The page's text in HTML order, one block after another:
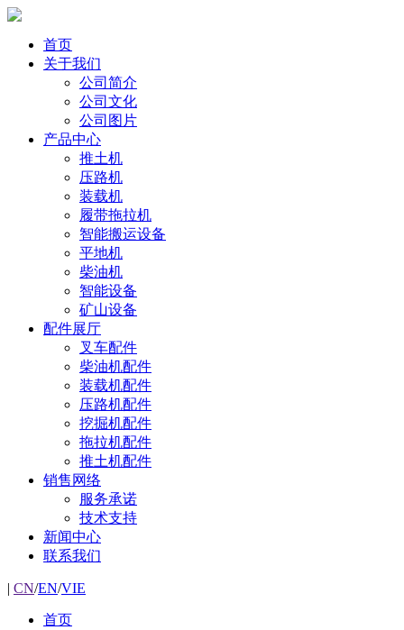
首页
关于我们
公司简介
公司文化
公司图片
产品中心
推土机
压路机
装载机
履带拖拉机
智能搬运设备
平地机
柴油机
智能设备
矿山设备
配件展厅
叉车配件
柴油机配件
装载机配件
压路机配件
挖掘机配件
拖拉机配件
推土机配件
销售网络
服务承诺
技术支持
新闻中心
联系我们
| CN/EN/VIE
首页